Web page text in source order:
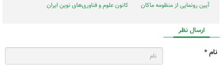
آیین رونمایی از منظومه ماکان
کانون علوم و فناوری‌های نوین ایران
ارسال نظر
نام *